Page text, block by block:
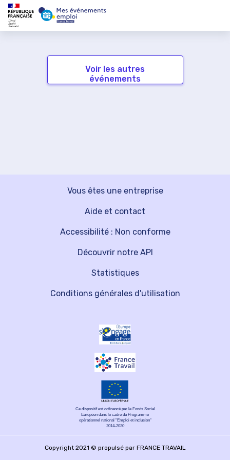
Voir les autres
événements
Vous êtes une entreprise
Découvrir notre API
Aide et contact
Statistiques
Accessibilité : Non conforme
Conditions générales d'utilisation
Ce dispositif est cofinancé par le Fonds Social
Européen dans le cadre du Programme
opérationnel national "Emploi et inclusion"
2014-2020
Copyright 2021 © propulsé par FRANCE TRAVAIL